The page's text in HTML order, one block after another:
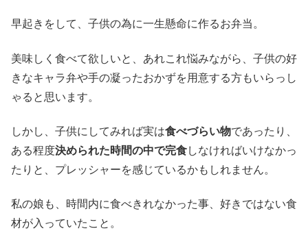
早起きをして、子供の為に一生懸命に作るお弁当。
美味しく食べて欲しいと、あれこれ悩みながら、子供の好
きなキャラ弁や手の凝ったおかずを用意する方もいらっし
ゃると思います。
しかし、子供にしてみれば実は食べづらい物であったり、
ある程度決められた時間の中で完食しなければいけなかっ
たりと、プレッシャーを感じているかもしれません。
私の娘も、時間内に食べきれなかった事、好きではない食
材が入っていたこと。